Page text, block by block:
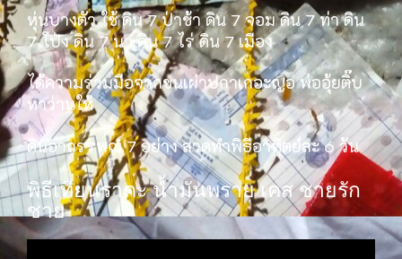
หุ่นบางตัว ใช้ ดิน 7 ป่าช้า ดิน 7 จอม ดิน 7 ท่า ดิน
7 โป่ง ดิน 7 นา ดิน 7 ไร่ ดิน 7 เมือง
ได้ความร่วมมือจากชนเผ่าปกาเกอะญอ พ่ออุ้ยติ๊บ
หาว่านให้
ดินอาถรรพณ์ 7 อย่าง สวดทำพิธีอาทิตย์ละ 6 วัน
พิธีเทียนราคะ น้ำมันพราย เคส ชายรัก
ชาย